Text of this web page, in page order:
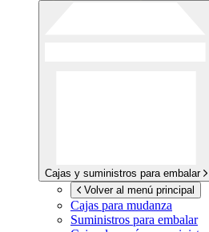
Cajas y suministros para embalar
Volver al menú principal
Cajas para mudanza
Suministros para embalar